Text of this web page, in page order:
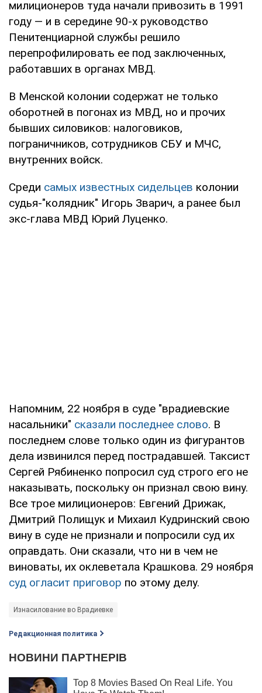
милиционеров туда начали привозить в 1991
году — и в середине 90-х руководство
Пенитенциарной службы решило
перепрофилировать ее под заключенных,
работавших в органах МВД.
В Менской колонии содержат не только
оборотней в погонах из МВД, но и прочих
бывших силовиков: налоговиков,
пограничников, сотрудников СБУ и МЧС,
внутренних войск.
Среди самых известных сидельцев колонии
судья-"колядник" Игорь Зварич, а ранее был
экс-глава МВД Юрий Луценко.
Напомним, 22 ноября в суде "врадиевские
насальники" сказали последнее слово. В
последнем слове только один из фигурантов
дела извинился перед пострадавшей. Таксист
Сергей Рябиненко попросил суд строго его не
наказывать, поскольку он признал свою вину.
Все трое милиционеров: Евгений Дрижак,
Дмитрий Полищук и Михаил Кудринский свою
вину в суде не признали и попросили суд их
оправдать. Они сказали, что ни в чем не
виноваты, их оклеветала Крашкова. 29 ноября
суд огласит приговор по этому делу.
Изнасилование во Врадиевке
Редакционная политика